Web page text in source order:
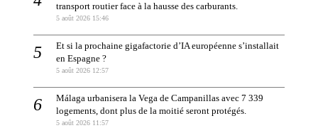
transport routier face à la hausse des carburants.
5 août 2026 15:46
Et si la prochaine gigafactorie d’IA européenne s’installait
en Espagne ?
5 août 2026 12:57
Málaga urbanisera la Vega de Campanillas avec 7 339
logements, dont plus de la moitié seront protégés.
5 août 2026 11:57